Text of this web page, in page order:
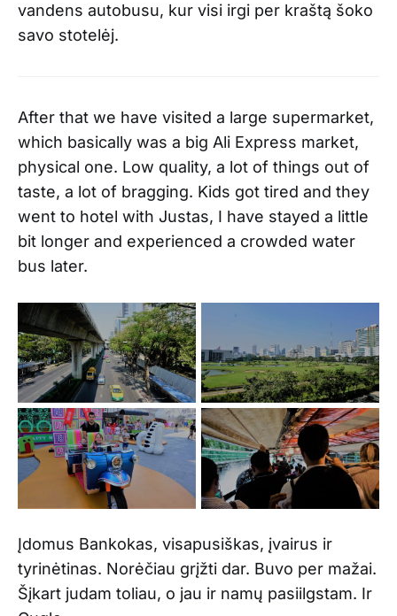
vandens autobusu, kur visi irgi per kraštą šoko
savo stotelėj.
After that we have visited a large supermarket,
which basically was a big Ali Express market,
physical one. Low quality, a lot of things out of
taste, a lot of bragging. Kids got tired and they
went to hotel with Justas, I have stayed a little
bit longer and experienced a crowded water
bus later.
Įdomus Bankokas, visapusiškas, įvairus ir
tyrinėtinas. Norėčiau grįžti dar. Buvo per mažai.
Šįkart judam toliau, o jau ir namų pasiilgstam. Ir